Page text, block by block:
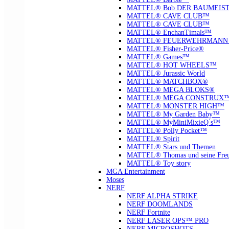
MATTEL® Bob DER
MATTEL® CAVE CLUB™
MATTEL® CAVE CLUB™
MATTEL® EnchanTimals™
MATTEL®
MATTEL® Fisher-Price®
MATTEL® Games™
MATTEL® HOT WHEELS™
MATTEL® Jurassic World
MATTEL® MATCHBOX®
MATTEL® MEGA BLOKS®
MATTEL® MEGA
MATTEL® MONSTER HIGH™
MATTEL® My Garden Baby™
MATTEL® MyMiniMixieQ ́s™
MATTEL® Polly Pocket™
MATTEL® Spirit
MATTEL® Stars und Themen
MATTEL® Thomas und seine
MATTEL® Toy story
MGA Entertainment
Moses
NERF
NERF ALPHA STRIKE
NERF DOOMLANDS
NERF Fortnite
NERF LASER OPS™ PRO